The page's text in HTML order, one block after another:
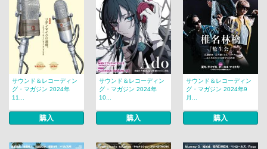
サウンド＆レコーディン
グ・マガジン 2024年
11...
購入
サウンド＆レコーディン
グ・マガジン 2024年
10...
購入
サウンド＆レコーディン
グ・マガジン 2024年9
月...
購入